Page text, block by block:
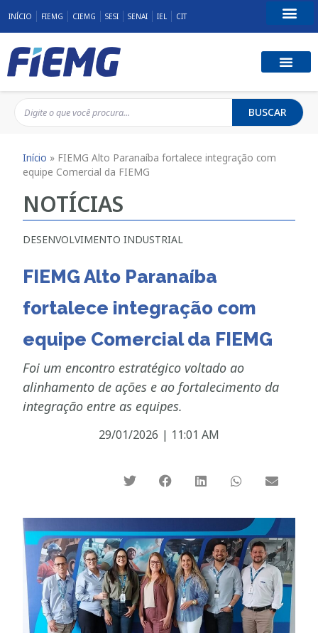
INÍCIO FIEMG CIEMG SESI SENAI IEL CIT
BUSCAR
Início » FIEMG Alto Paranaíba fortalece integração com
equipe Comercial da FIEMG
NOTÍCIAS
DESENVOLVIMENTO INDUSTRIAL
FIEMG Alto Paranaíba
fortalece integração com
equipe Comercial da FIEMG
Foi um encontro estratégico voltado ao
alinhamento de ações e ao fortalecimento da
integração entre as equipes.
29/01/2026 | 11:01 AM